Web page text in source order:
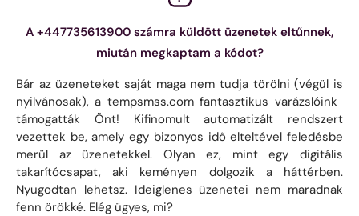
A +447735613900 számra küldött üzenetek eltűnnek,
miután megkaptam a kódot?
Bár az üzeneteket saját maga nem tudja törölni (végül is
nyilvánosak), a tempsmss.com fantasztikus varázslóink ​​
támogatták Önt! Kifinomult automatizált rendszert
vezettek be, amely egy bizonyos idő elteltével feledésbe
merül az üzenetekkel. Olyan ez, mint egy digitális
takarítócsapat, aki keményen dolgozik a háttérben.
Nyugodtan lehetsz. Ideiglenes üzenetei nem maradnak
fenn örökké. Elég ügyes, mi?